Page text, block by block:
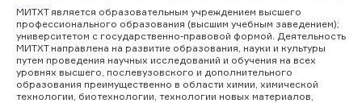
МИТХТ является образовательным учреждением высшего
профессионального образования (высшим учебным заведением);
университетом с государственно-правовой формой. Деятельность
МИТХТ направлена на развитие образования, науки и культуры
путем проведения научных исследований и обучения на всех
уровнях высшего, послевузовского и дополнительного
образования преимущественно в области химии, химической
технологии, биотехнологии, технологии новых материалов,